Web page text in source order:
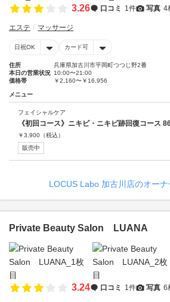
3.26 口コミ 1件 写真 4
エステ マッサージ
日祝OK カード可
住所
兵庫県加古川市平岡町つつじ野2番
本日の営業状況 10:00〜21:00
価格帯
￥2,160〜￥16,956
メニュー
フェイシャルケア
《初回コース》ニキビ・ニキビ跡回復コース
￥3,900 （税込）
販売中
LOCUS Labo 加古川店のオーナ
Private Beauty Salon LUANA
3.24 口コミ 1件 写真 6